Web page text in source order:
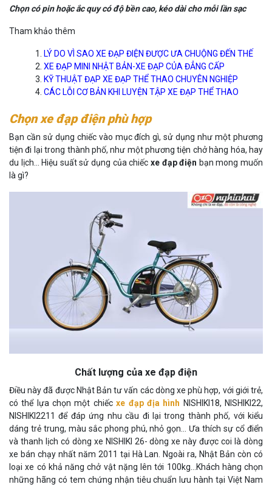
Chọn có pin hoặc ắc quy có độ bền cao, kéo dài cho mỗi lần sạc
Tham khảo thêm
LÝ DO VÌ SAO XE ĐẠP ĐIỆN ĐƯỢC ƯA CHUỘNG ĐẾN THẾ
XE ĐẠP MINI NHẬT BẢN-XE ĐẠP CỦA ĐẲNG CẤP
KỸ THUẬT ĐẠP XE ĐẠP THỂ THAO CHUYÊN NGHIỆP
CÁC LỖI CƠ BẢN KHI LUYỆN TẬP XE ĐẠP THỂ THAO
Chọn xe đạp điện phù hợp
Bạn cần sử dụng chiếc vào mục đích gì, sử dụng như một phương
tiện đi lại trong thành phố, như một phương tiện chở hàng hóa, hay
du lịch… Hiệu suất sử dụng của chiếc xe đạp điện bạn mong muốn
là gì?
Chất lượng của xe đạp điện
Điều này đã được Nhật Bản tư vấn các dòng xe phù hợp, với giới trẻ,
có thể lựa chọn một chiếcxe đạp địa hình NISHIKI18, NISHIKI22,
NISHIKI2211 để đáp ứng nhu cầu đi lại trong thành phố, với kiểu
dáng trẻ trung, màu sắc phong phú, nhỏ gọn… Ưa thích sự cổ điển
và thanh lịch có dòng xe NISHIKI 26- dòng xe này được coi là dòng
xe bán chạy nhất năm 2011 tại Hà Lan. Ngoài ra, Nhật Bản còn có
loại xe có khả năng chở vật nặng lên tới 100kg…Khách hàng chọn
những hãng có tem chứng nhận tiêu chuẩn lưu hành tại Việt Nam